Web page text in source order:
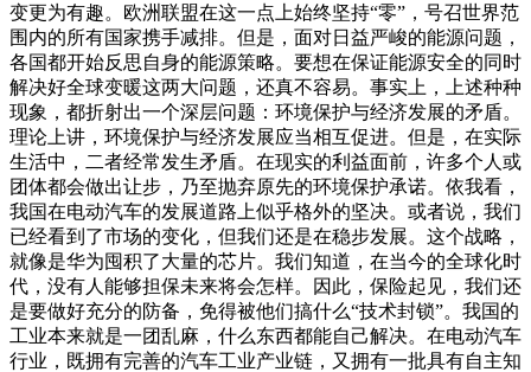
变更为有趣。欧洲联盟在这一点上始终坚持“零”，号召世界范
围内的所有国家携手减排。但是，面对日益严峻的能源问题，
各国都开始反思自身的能源策略。要想在保证能源安全的同时
解决好全球变暖这两大问题，还真不容易。事实上，上述种种
现象，都折射出一个深层问题：环境保护与经济发展的矛盾。
理论上讲，环境保护与经济发展应当相互促进。但是，在实际
生活中，二者经常发生矛盾。在现实的利益面前，许多个人或
团体都会做出让步，乃至抛弃原先的环境保护承诺。依我看，
我国在电动汽车的发展道路上似乎格外的坚决。或者说，我们
已经看到了市场的变化，但我们还是在稳步发展。这个战略，
就像是华为囤积了大量的芯片。我们知道，在当今的全球化时
代，没有人能够担保未来将会怎样。因此，保险起见，我们还
是要做好充分的防备，免得被他们搞什么“技术封锁”。我国的
工业本来就是一团乱麻，什么东西都能自己解决。在电动汽车
行业，既拥有完善的汽车工业产业链，又拥有一批具有自主知